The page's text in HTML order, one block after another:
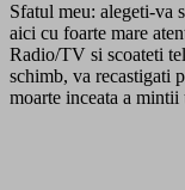
Sfatul meu: alegeti-va
aici cu foarte mare
Radio/TV si scoateti
schimb, va recastigati
moarte inceata a